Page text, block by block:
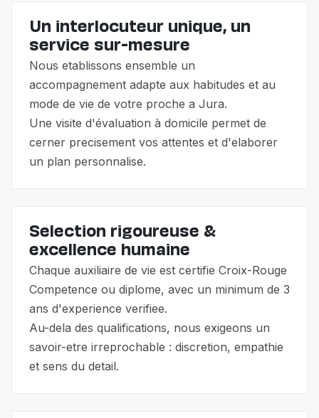
Un interlocuteur unique, un
service sur-mesure
Nous etablissons ensemble un
accompagnement adapte aux habitudes et au
mode de vie de votre proche a Jura.
Une visite d'évaluation à domicile permet de
cerner precisement vos attentes et d'elaborer
un plan personnalise.
Selection rigoureuse &
excellence humaine
Chaque auxiliaire de vie est certifie Croix-Rouge
Competence ou diplome, avec un minimum de 3
ans d'experience verifiee.
Au-dela des qualifications, nous exigeons un
savoir-etre irreprochable : discretion, empathie
et sens du detail.